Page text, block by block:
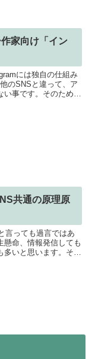
家向け「イン
には独自の仕組み
のSNSと違って、ア
い事です。そのため、
共通の原理原
言っても過言ではあ
懸命、情報発信しても
多いと思います。そこ